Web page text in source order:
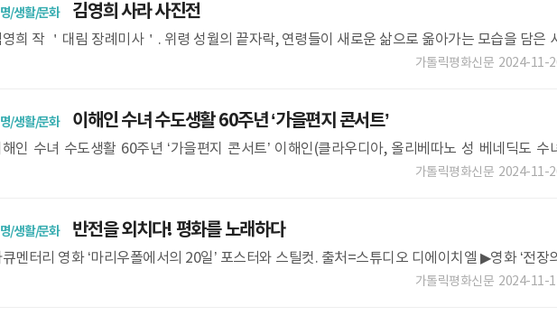
/생활/문화김영희 사라 사진전
영희 작 ＇대림 장례미사＇. 위령 성월의 끝자락, 연령들이 새로운 삶으로 옮아가는 모습을 담은
전이 시작됐다. 서울대교구 수서동본당 전 연령회장인 김영희(사라)씨가 카메라에 저장한 이미
가톨릭평화신문 2024-11-
/생활/문화이해인 수녀 수도생활 60주년 ‘가을편지 콘서트’
해인 수녀 수도생활 60주년 ‘가을편지 콘서트’ 이해인(클라우디아, 올리베따노 성 베네딕도 수
가톨릭평화신문 2024-11-
/생활/문화반전을 외치다! 평화를 노래하다
큐멘터리 영화 ‘마리우폴에서의 20일’ 포스터와 스틸컷. 출처=스튜디오 디에이치엘 ▶영화 ‘전장
가톨릭평화신문 2024-11-